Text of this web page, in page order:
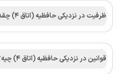
ظرفیت در نزدیکی حافظیه (اتاق 4) چقدره و برای چند نفر مناسبه؟
قوانین در نزدیکی حافظیه (اتاق 4) چیه؟